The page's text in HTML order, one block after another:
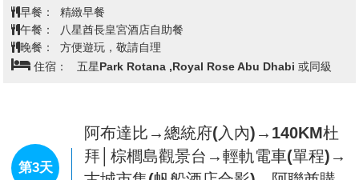
特性，包括大理石、黃金、半寶石、水晶和陶瓷。它由
義大利英培瑞基鏤公司建造。 謝赫扎耶德清真寺的設計
受到波斯建築、莫臥兒建築和埃及阿布阿巴斯穆斯林清
真寺的亞歷山大清真寺的啟發，也就是印度伊斯蘭的清
塔屬古典阿拉伯建築。
※敬請遵守伊斯蘭教之服裝規定入內!避免被拒於入口
處!
早餐：
精緻早餐
午餐：
八星酋長皇宮酒店自助餐
晚餐：
方便遊玩，敬請自理
住宿：
五星Park Rotana ,Royal Rose Abu Dhabi 或同級
第3天
阿布達比→總統府(入內)→140KM杜
拜│棕櫚島觀景台→輕軌電車(單程)→